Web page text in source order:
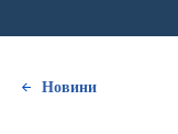
Новини